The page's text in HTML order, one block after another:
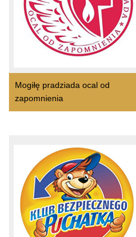
Mogiłę pradziada ocal od
zapomnienia